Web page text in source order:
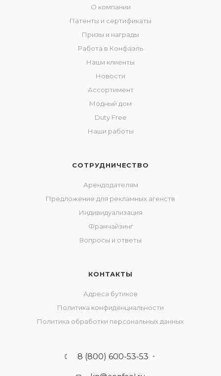
О компании
Патенты и сертификаты
Призы и награды
Работа в Конфаэль
Наши клиенты
Новости
Ассортимент
Модный дом
Duty Free
Наши работы
СОТРУДНИЧЕСТВО
Арендодателям
Предложение для рекламных агенств
Индивидуализация
Франчайзинг
Вопросы и ответы
КОНТАКТЫ
Адреса бутиков
Политика конфиденциальности
Политика обработки персональных данных
8 (800) 600-53-53